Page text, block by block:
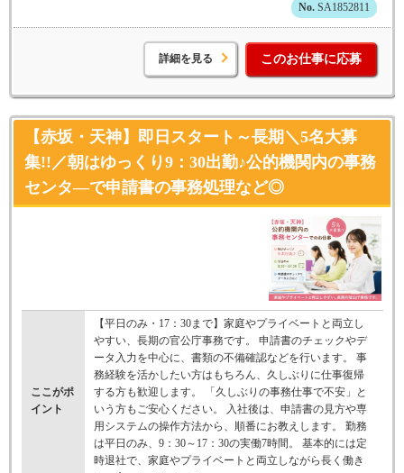
SA1852811
詳細を見る このお仕事に応募
【赤坂・天神】即日スタート～長期＼5名大募
集!!／朝はゆっくり9：30出勤♪公的機関内の事務
センタ―で申請書の事務処理など◎
ここがポ
イント
【平日のみ・17：30まで】家庭やプライベートと両立し
やすい、長期の官公庁事務です。 申請書のチェックやデ
ータ入力を中心に、書類の不備確認などを行います。 事
務経験を活かしたい方はもちろん、久しぶりに仕事復帰
する方も歓迎します。 「久しぶりの事務仕事で不安」と
いう方もご安心ください。 入社後は、申請書の見方や専
用システムの操作方法から、順番にお教えします。 勤務
は平日のみ、9：30～17：30の実働7時間。 基本的には定
時退社で、家庭やプライベートと両立しながら長く働き